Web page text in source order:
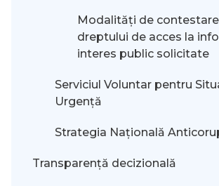
Modalităţi de
dreptului de acces la
interes public solicitate
Serviciul Voluntar pentru
Urgență
Strategia Națională
Transparență decizională